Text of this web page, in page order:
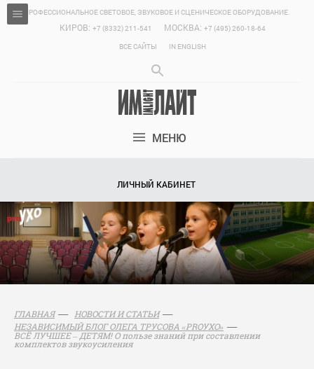
ПРОФЕССИОНАЛЬНОЕ СВЕТОВОЕ, ЗВУКОВОЕ И СЦЕНИЧЕСКОЕ ОБОРУДОВАНИЕ.
КИРОВ: +7 (8332) 211-541 МОСКВА: +7 (495) 260-18-64
ВСЕ САЙТЫ
IN ENGLISH
МЕНЮ
ЛИЧНЫЙ КАБИНЕТ
ГЛАВНАЯ
НОВОСТИ И СТАТЬИ
НЕЗАВИСИМЫЙ БЛОГ ОЛЕГА ТРУСОВА «PROУХО»
ВСЁ ЛУЧШЕЕ – ДЕТЯМ! О пользе знаний при составлении
комплектов звукоусиления